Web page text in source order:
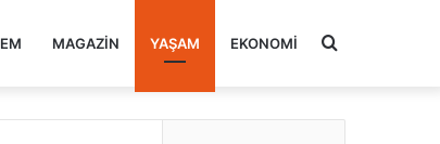
MAGAZIN YAŞAM EKONOMI Arama